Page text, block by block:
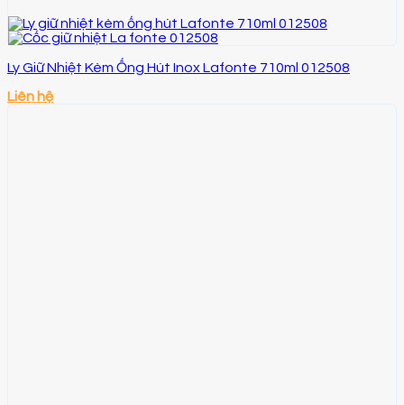
Ly Giữ Nhiệt Kèm Ống Hút Inox Lafonte 710ml 012508
Liên hệ